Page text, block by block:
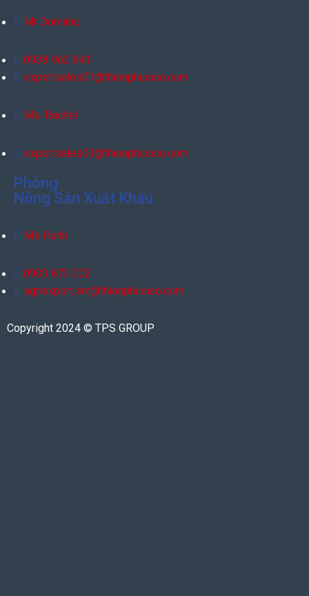
Mr Dominic
0938 962 841
exportsales01@thienphusico.com
Ms. Rachel
exportsales03@thienphusico.com
Phòng
Nông Sản Xuất Khẩu
Ms Hạnh
0903 873 002
agriexport.sm@thienphusico.com
Copyright 2024 © TPS GROUP